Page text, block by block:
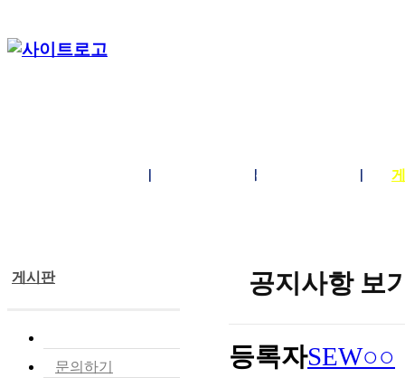
봉사ㆍ교육 활동
게시판
문의하기
공지사항 보
등록자SEW○○